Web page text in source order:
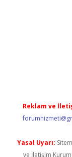
Reklam ve
Yasal Uyarı:
ve İletişim